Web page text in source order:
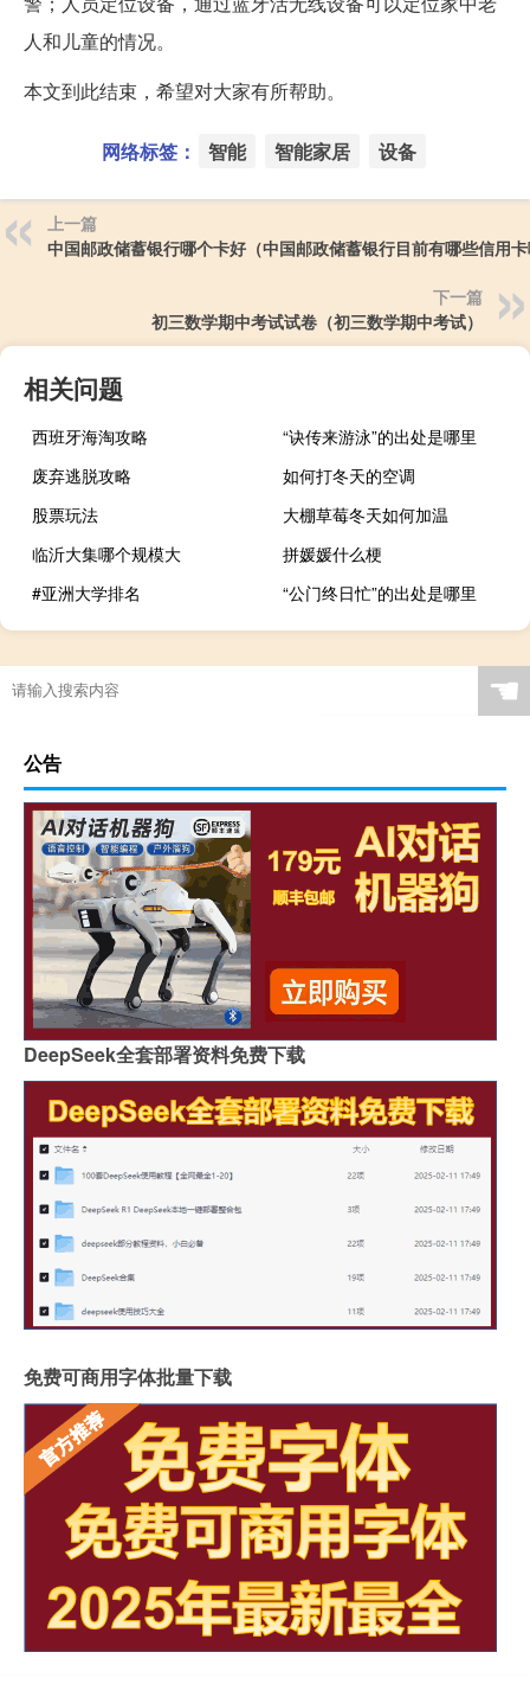
人和儿童的情况。
本文到此结束，希望对大家有所帮助。
网络标签： 智能 智能家居 设备
上一篇
中国邮政储蓄银行哪个卡好（中国邮政储蓄银行目前有哪些信用
下一篇
初三数学期中考试试卷（初三数学期中考试）
相关问题
西班牙海淘攻略
“诀传来游泳”的出处是哪里
废弃逃脱攻略
如何打冬天的空调
股票玩法
大棚草莓冬天如何加温
临沂大集哪个规模大
拼媛媛什么梗
#亚洲大学排名
“公门终日忙”的出处是哪里
☚
公告
DeepSeek全套部署资料免费下载
免费可商用字体批量下载